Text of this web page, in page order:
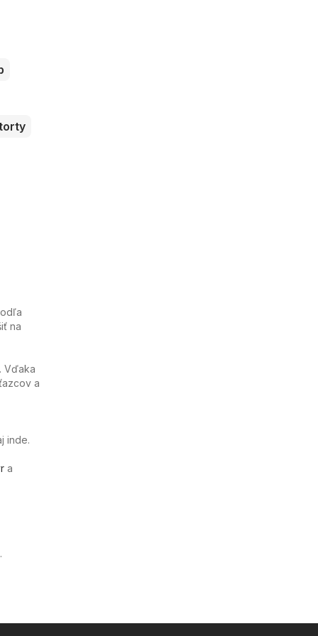
na
Vďaka
a
inde.
a